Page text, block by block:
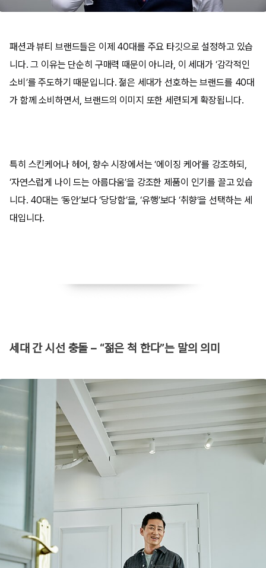
패션과 뷰티 브랜드들은 이제 40대를 주요 타깃으로 설정하고 있습
니다. 그 이유는 단순히 구매력 때문이 아니라, 이 세대가 ‘감각적인
소비’를 주도하기 때문입니다. 젊은 세대가 선호하는 브랜드를 40대
가 함께 소비하면서, 브랜드의 이미지 또한 세련되게 확장됩니다.
특히 스킨케어나 헤어, 향수 시장에서는 ‘에이징 케어’를 강조하되,
‘자연스럽게 나이 드는 아름다움’을 강조한 제품이 인기를 끌고 있습
니다. 40대는 ‘동안’보다 ‘당당함’을, ‘유행’보다 ‘취향’을 선택하는 세
대입니다.
​세대 간 시선 충돌 – “젊은 척 한다”는 말의 의미